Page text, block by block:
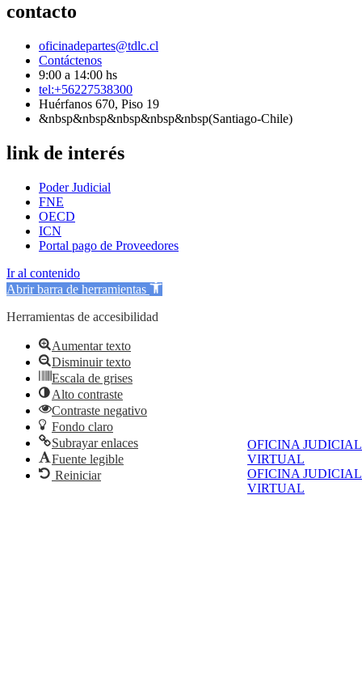
OFICINA JUDICIAL
VIRTUAL
OFICINA JUDICIAL
VIRTUAL
contacto
oficinadepartes@tdlc.cl
Contáctenos
9:00 a 14:00 hs
tel:+56227538300
Huérfanos 670, Piso 19
&nbsp&nbsp&nbsp&nbsp&nbsp(Santiago-Chile)
link de interés
Poder Judicial
FNE
OECD
ICN
Portal pago de Proveedores
Ir al contenido
Abrir barra de herramientas
Herramientas de accesibilidad
Aumentar texto
Disminuir texto
Escala de grises
Alto contraste
Contraste negativo
Fondo claro
Subrayar enlaces
Fuente legible
Reiniciar